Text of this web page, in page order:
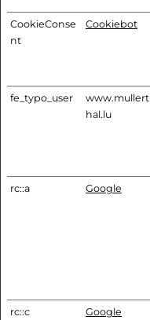
CookieConse
nt
Cookiebot
fe_typo_user
www.mullert
hal.lu
rc::a Google
rc::c Google